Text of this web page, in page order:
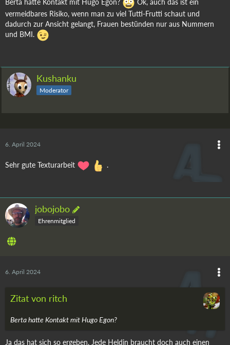
Berta hatte Kontakt mit Hugo Egon?
Ok, auch das ist ein
vermeidbares Risiko, wenn man zu viel Tutti-Frutti schaut und
dadurch zur Ansicht gelangt, Frauen bestünden nur aus Nummern
und BMI.
Kushanku
Moderator
6. April 2024
Sehr gute Texturarbeit .
jobojobo
Ehrenmitglied
6. April 2024
Zitat von ritch
Berta hatte Kontakt mit Hugo Egon?
Ja das hat sich so ergeben, Jede Heldin braucht doch auch einen